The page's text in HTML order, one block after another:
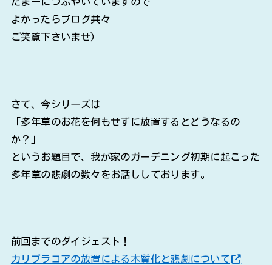
よかったらブログ共々
ご笑覧下さいませ)
さて、今シリーズは
「多年草のお花を何もせずに放置するとどうなるの
か？」
というお題目で、我が家のガーデニング初期に起こった
多年草の悲劇の数々をお話ししております。
前回までのダイジェスト！
カリブラコアの放置による木質化と悲劇について